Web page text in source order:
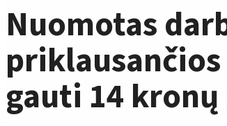
Nuomotas
gauti 14